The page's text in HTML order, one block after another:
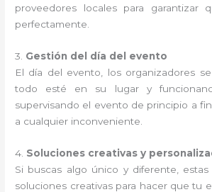
proveedores locales para garantizar
perfectamente.
3. Gestión del día del evento
El día del evento, los organizadores
todo esté en su lugar y
supervisando el evento de principio a
a cualquier inconveniente.
4. Soluciones creativas y
Si buscas algo único y diferente,
soluciones creativas para hacer que tu